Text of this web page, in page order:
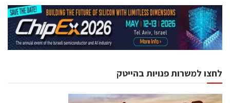
לחצו למשרות פנויות בהייטק